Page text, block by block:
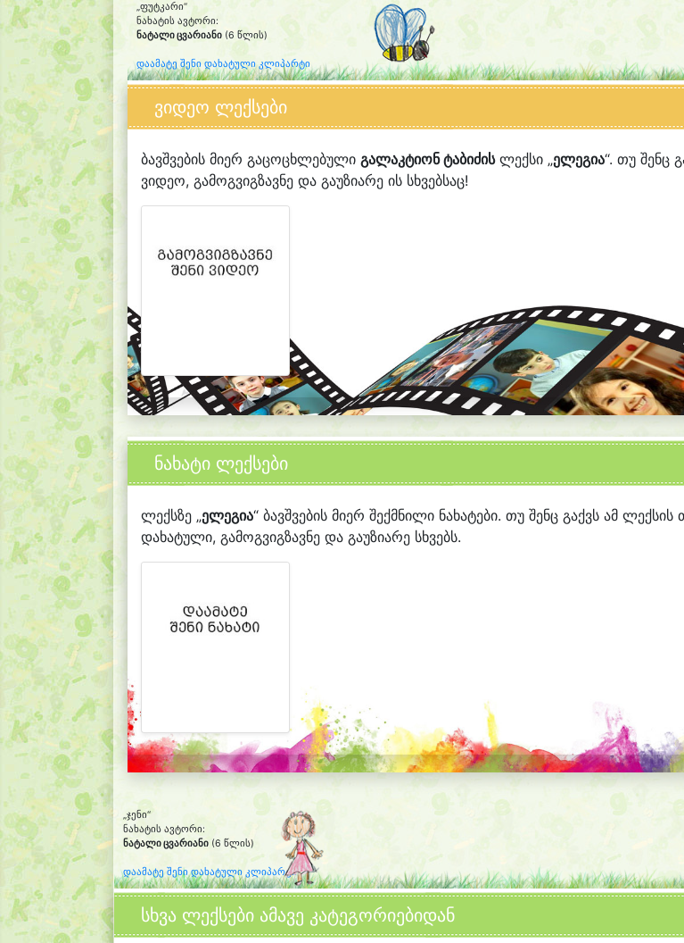
„ფუტკარი“
ნახატის ავტორი:
ნატალი ცვარიანი (6 წლის)
დაამატე შენი დახატული კლიპარტი
ვიდეო ლექსები
ბავშვების მიერ გაცოცხლებული გალაკტიონ ტაბიძისლექსი „ელეგია“. თუ შენც
ვიდეო, გამოგვიგზავნე და გაუზიარე ის სხვებსაც!
ნახატი ლექსები
ლექსზე „ელეგია“ ბავშვების მიერ შექმნილი ნახატები. თუ შენც გაქვს ამ ლექსის
დახატული, გამოგვიგზავნე და გაუზიარე სხვებს.
„ჯენი“
ნახატის ავტორი:
ნატალი ცვარიანი (6 წლის)
დაამატე შენი დახატული კლიპარტი
სხვა ლექსები ამავე კატეგორიებიდან